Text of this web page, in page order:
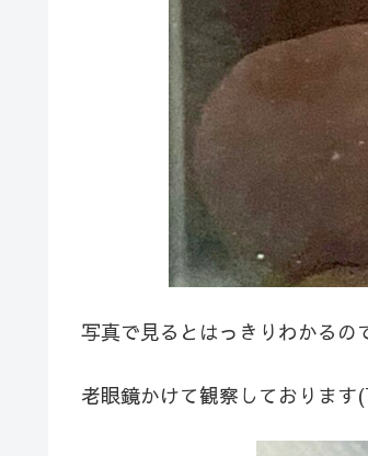
写真で見るとはっきりわかるの
老眼鏡かけて観察しております